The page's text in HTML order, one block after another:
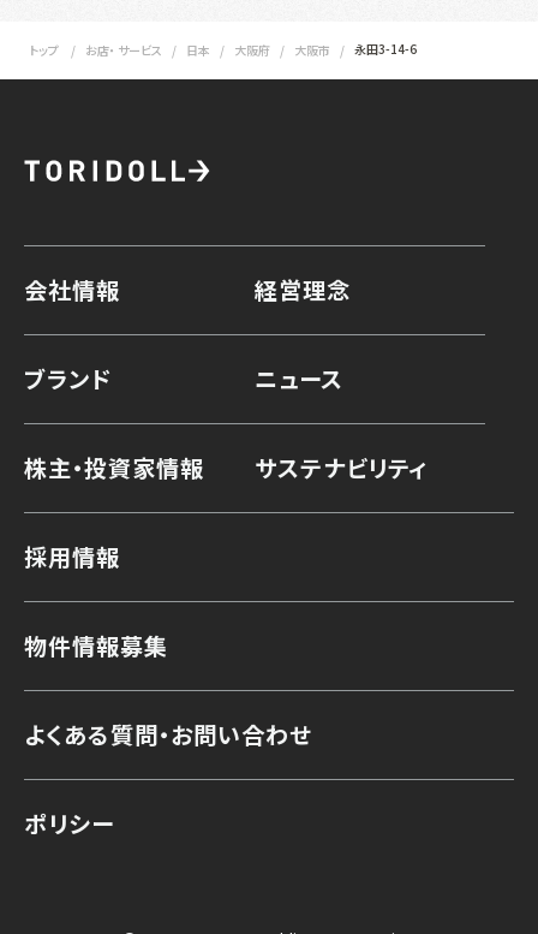
トップ お店・ サービス 日本 大阪府 大阪市 永田3-14-6
会社情報 経営理念
ブランド ニュース
株主・投資家情報 サステナビリティ
採用情報
物件情報募集
よくある質問・お問い合わせ
ポリシー